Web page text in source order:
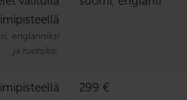
englanniksi
ja ruotsiksi.
299 €